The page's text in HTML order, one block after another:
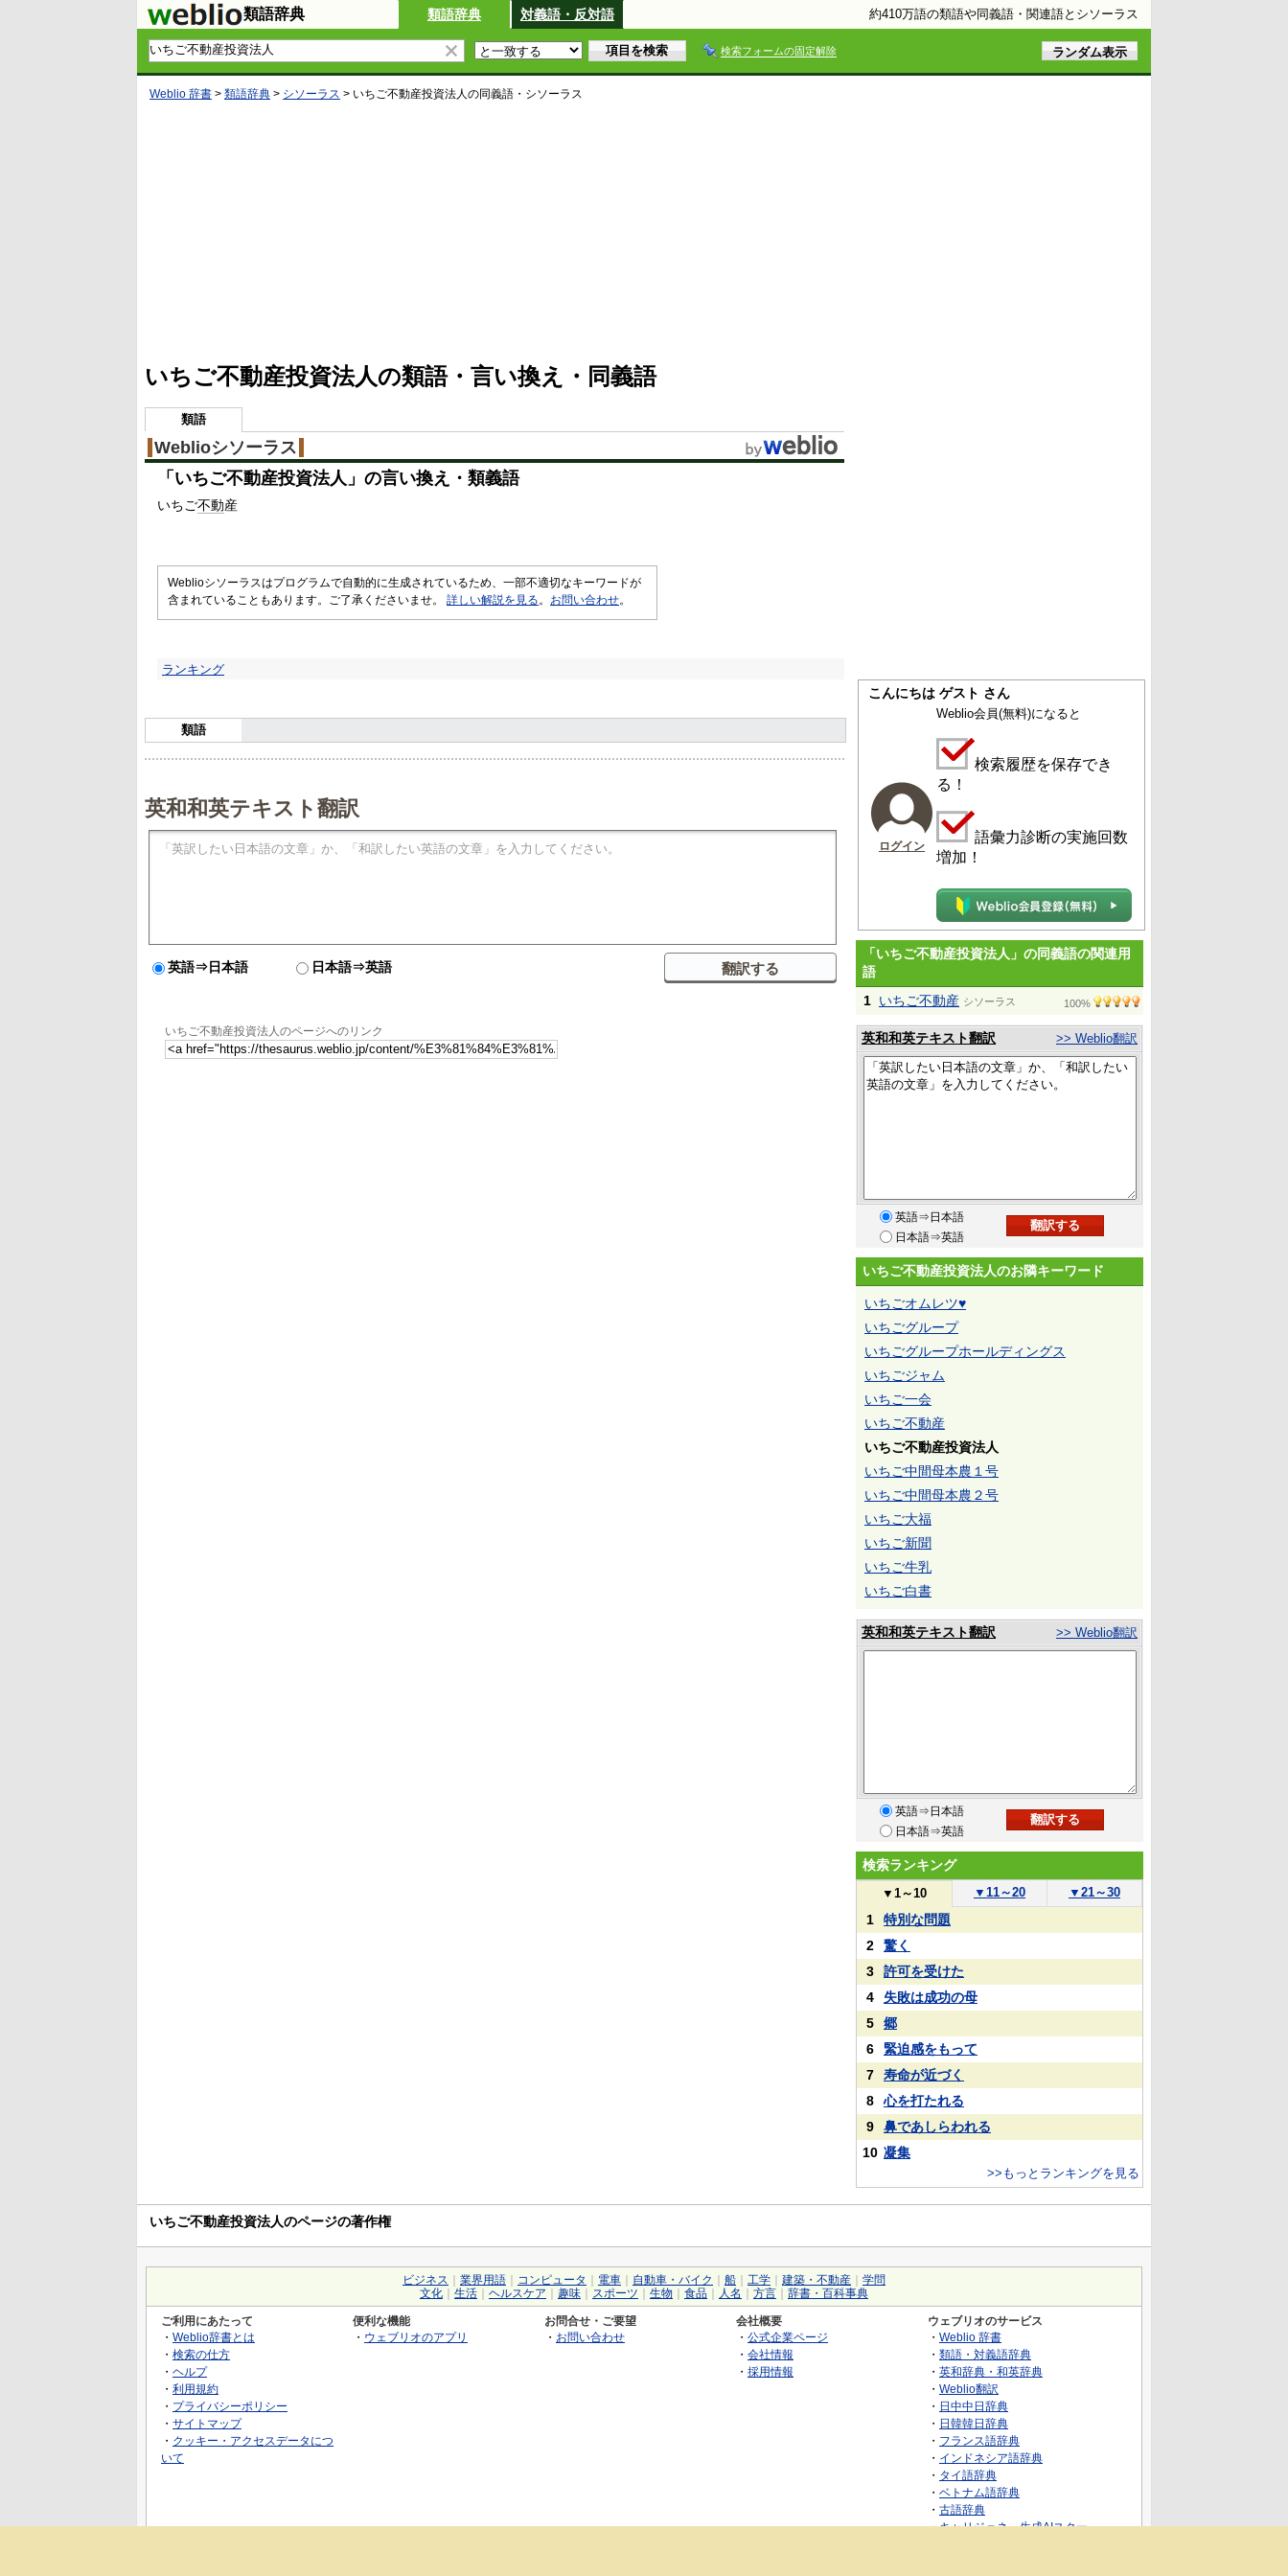
類語辞典 類語辞典 対義語・反対語 約410万語の類語や同義語・関連語とシソーラス
検索フォームの固定解除
Weblio 辞書 > 類語辞典 > シソーラス > いちご不動産投資法人 の同義語・シソーラス
4
5
.
%
いちご不動産投資法人の類語・言い換え・同義語
類語
Weblioシソーラス
「 いちご不動産投資法人 」の言い換え・類義語
いちご不動産
Weblioシソーラスはプログラムで自動的に生成されているため、一部不適切なキーワードが
含まれていることもあります。ご了承くださいませ。 詳しい解説を見る 。 お問い合わせ。
ランキング
類語
英和和英テキスト翻訳
英語⇒日本語 日本語⇒英語
いちご不動産投資法人のページへのリンク
こんにちは ゲスト さん
ログイン
Weblio会員(無料)になると
検索履歴を保存でき
る！
語彙力診断の実施回数
増加！
「いちご不動産投資法人」の同義語の関連用
語
1 いちご不動産 シソーラス 100%
英和和英テキスト翻訳 >> Weblio翻訳
英語⇒日本語
日本語⇒英語
いちご不動産投資法人のお隣キーワード
いちごオムレツ♥
いちごグループ
いちごグループホールディングス
いちごジャム
いちご一会
いちご不動産
いちご不動産投資法人
いちご中間母本農１号
いちご中間母本農２号
いちご大福
いちご新聞
いちご牛乳
いちご白書
英和和英テキスト翻訳 >> Weblio翻訳
英語⇒日本語
日本語⇒英語
検索ランキング
▼ 1～10 ▼ 11～20 ▼ 21～30
1
特別な問題
2
驚く
3
許可を受けた
4
失敗は成功の母
5
郷
6
緊迫感をもって
7
寿命が近づく
8
心を打たれる
9
鼻であしらわれる
10 凝集
>>もっとランキングを見る
いちご不動産投資法人のページの著作権
ビジネス 業界用語 コンピュータ 電車 自動車・バイク 船 工学 建築・不動産
学問
文化
生活 ヘルスケア 趣味 スポーツ 生物 食品 人名 方言 辞書・百科事典
ご利用にあたって
・ Weblio辞書とは
・ 検索の仕方
・ ヘルプ
・ 利用規約
・ プライバシーポリシー
・ サイトマップ
・ クッキー・アクセスデータにつ
いて
便利な機能
・ ウェブリオのアプリ
お問合せ・ご要望
・ お問い合わせ
会社概要
・ 公式企業ページ
・ 会社情報
・ 採用情報
ウェブリオのサービス
・ Weblio 辞書
・ 類語・対義語辞典
・ 英和辞典・和英辞典
・ Weblio翻訳
・ 日中中日辞典
・ 日韓韓日辞典
・ フランス語辞典
・ インドネシア語辞典
・ タイ語辞典
・ ベトナム語辞典
・ 古語辞典
・キャリジェネ～生成AIスクー